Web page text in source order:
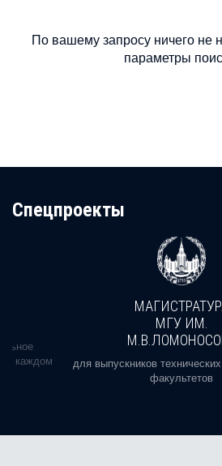
По вашему запросу ничего не
параметры
Cпецпроекты
в каждом
МГУ ИМ.
для выпускников
факультетов